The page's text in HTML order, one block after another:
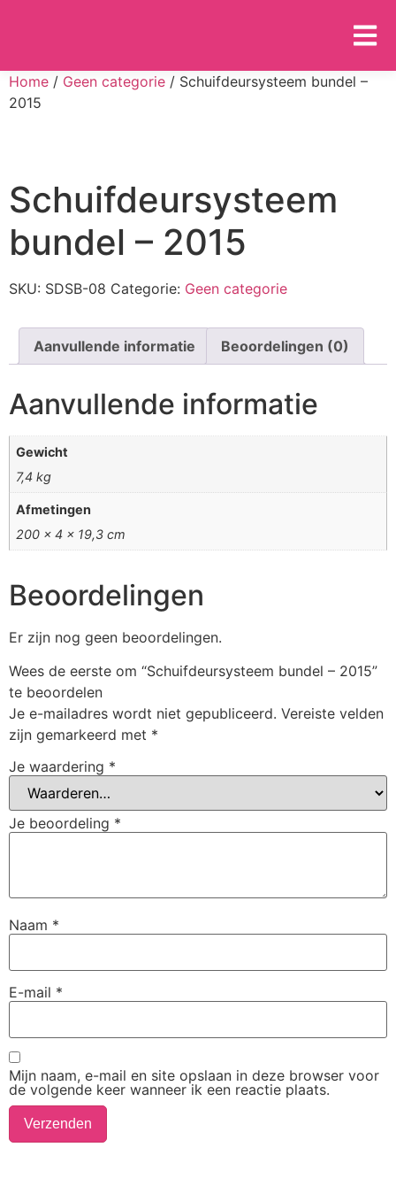
Home / Geen categorie / Schuifdeursysteem bundel –
2015
Schuifdeursysteem
bundel – 2015
SKU: SDSB-08 Categorie: Geen categorie
Aanvullende informatie Beoordelingen (0)
Aanvullende informatie
Gewicht
7,4 kg
Afmetingen
200 × 4 × 19,3 cm
Beoordelingen
Er zijn nog geen beoordelingen.
Wees de eerste om “Schuifdeursysteem bundel – 2015”
te beoordelen
Je e-mailadres wordt niet gepubliceerd. Vereiste velden
zijn gemarkeerd met *
Je waardering *
Je beoordeling *
Naam *
E-mail *
Mijn naam, e-mail en site opslaan in deze browser voor
de volgende keer wanneer ik een reactie plaats.